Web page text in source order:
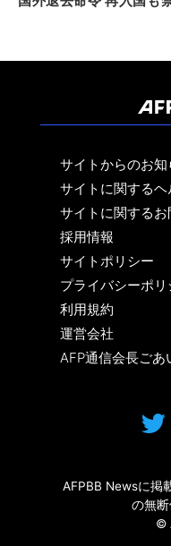
サイトからのお知
サイトに関するヘ
サイトに関する
採用情報
サイトポリシー
プライバシーポリ
利用規約
運営会社
AFP通信会長ごあ
AFPBB Newsに掲
の無断
©